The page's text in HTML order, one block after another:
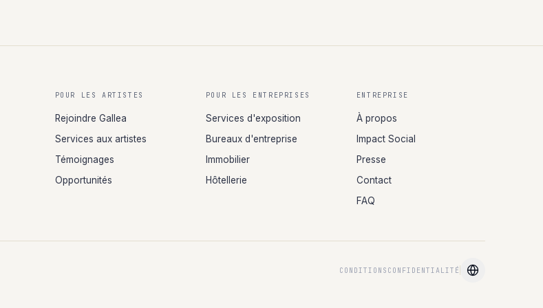
POUR LES ARTISTES
Rejoindre Gallea
Services aux artistes
Témoignages
Opportunités
POUR LES ENTREPRISES
Services d'exposition
Bureaux d'entreprise
Immobilier
Hôtellerie
ENTREPRISE
À propos
Impact Social
Presse
Contact
FAQ
CONDITIONS CONFIDENTIALITÉ